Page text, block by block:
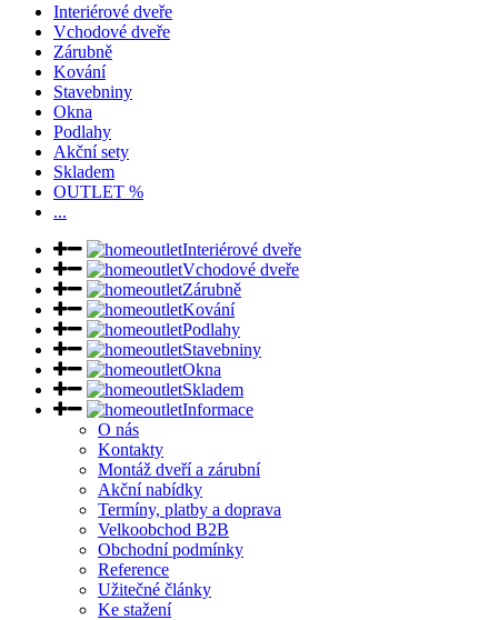
Interiérové dveře
Vchodové dveře
Zárubně
Kování
Stavebniny
Okna
Podlahy
Akční sety
Skladem
OUTLET %
...
Interiérové dveře
Vchodové dveře
Zárubně
Kování
Podlahy
Stavebniny
Okna
Skladem
Informace
O nás
Kontakty
Montáž dveří a zárubní
Akční nabídky
Termíny, platby a doprava
Velkoobchod B2B
Obchodní podmínky
Reference
Užitečné články
Ke stažení